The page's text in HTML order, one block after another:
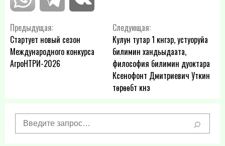
Навигация
по
записям
Предыдущая:
Стартует новый сезон
Международного конкурса
АгроНТРИ-2026
Следующая:
Кулун тутар 1 күнүгэр, устуоруйа
билимин хандьыдаата,
философия билимин дуоктара
Ксенофонт Дмитриевич Уткин
төрөөбүт күнэ